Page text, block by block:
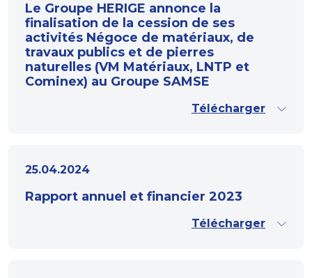
Le Groupe HERIGE annonce la
finalisation de la cession de ses
activités Négoce de matériaux, de
travaux publics et de pierres
naturelles (VM Matériaux, LNTP et
Cominex) au Groupe SAMSE
Télécharger
25.04.2024
Rapport annuel et financier 2023
Télécharger